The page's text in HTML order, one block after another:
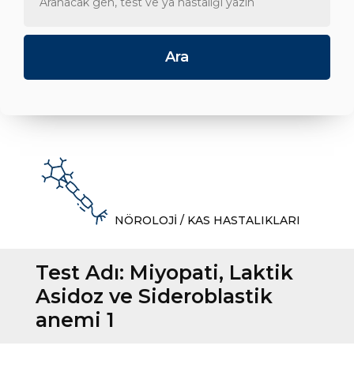
NÖROLOJİ / KAS HASTALIKLARI
Test Adı: Miyopati, Laktik
Asidoz ve Sideroblastik
anemi 1